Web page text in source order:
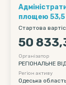
площею 53,5
Стартова
50
Організатор
РЕГІОНАЛЬНЕ
НДУ
РАЇНИ ПО
Регіон активу
Одеська